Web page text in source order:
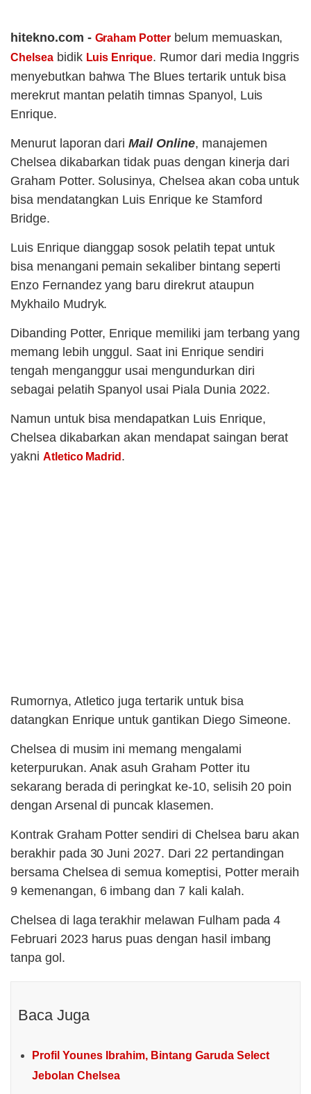
hitekno.com - Graham Potter belum memuaskan,
Chelseabidik Luis Enrique. Rumor dari media Inggris
menyebutkan bahwa The Blues tertarik untuk bisa
merekrut mantan pelatih timnas Spanyol, Luis
Enrique.
Menurut laporan dariMail Online, manajemen
Chelsea dikabarkan tidak puas dengan kinerja dari
Graham Potter. Solusinya, Chelsea akan coba untuk
bisa mendatangkan Luis Enrique ke Stamford
Bridge.
Luis Enrique dianggap sosok pelatih tepat untuk
bisa menangani pemain sekaliber bintang seperti
Enzo Fernandez yang baru direkrut ataupun
Mykhailo Mudryk.
Dibanding Potter, Enrique memiliki jam terbang yang
memang lebih unggul. Saat ini Enrique sendiri
tengah menganggur usai mengundurkan diri
sebagai pelatih Spanyol usai Piala Dunia 2022.
Namun untuk bisa mendapatkan Luis Enrique,
Chelsea dikabarkan akan mendapat saingan berat
yakni Atletico Madrid .
Rumornya, Atletico juga tertarik untuk bisa
datangkan Enrique untuk gantikan Diego Simeone.
Chelsea di musim ini memang mengalami
keterpurukan. Anak asuh Graham Potter itu
sekarang berada di peringkat ke-10, selisih 20 poin
dengan Arsenal di puncak klasemen.
Kontrak Graham Potter sendiri di Chelsea baru akan
berakhir pada 30 Juni 2027. Dari 22 pertandingan
bersama Chelsea di semua komeptisi, Potter meraih
9 kemenangan, 6 imbang dan 7 kali kalah.
Chelsea di laga terakhir melawan Fulham pada 4
Februari 2023 harus puas dengan hasil imbang
tanpa gol.
Baca Juga
Profil Younes Ibrahim, Bintang Garuda Select
Jebolan Chelsea